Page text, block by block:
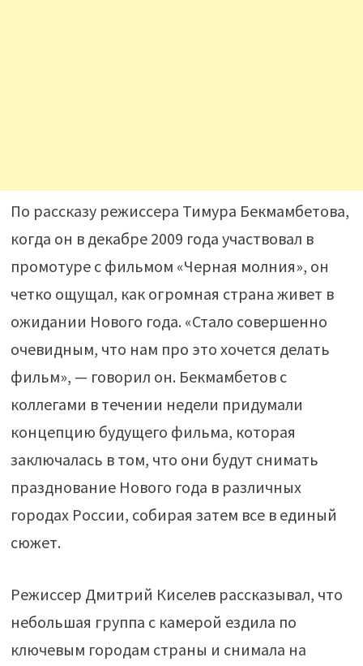
По рассказу режиссера Тимура Бекмамбетова,
когда он в декабре 2009 года участвовал в
промотуре с фильмом «Черная молния», он
четко ощущал, как огромная страна живет в
ожидании Нового года. «Стало совершенно
очевидным, что нам про это хочется делать
фильм», — говорил он. Бекмамбетов с
коллегами в течении недели придумали
концепцию будущего фильма, которая
заключалась в том, что они будут снимать
празднование Нового года в различных
городах России, собирая затем все в единый
сюжет.
Режиссер Дмитрий Киселев рассказывал, что
небольшая группа с камерой ездила по
ключевым городам страны и снимала на